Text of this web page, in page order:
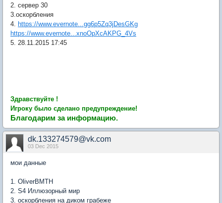
2. сервер 30
3.оскорбления
4. https://www.evernote...gg6p5Zq3jDesGKg
https://www.evernote...xnoOpXcAKPG_4Vs
5. 28.11.2015 17:45
Здравствуйте !
Игроку было сделано предупреждение!
Благодарим за информацию.
dk.133274579@vk.com
03 Dec 2015
мои данные
1. OliverBMTH
2. S4 Иллюзорный мир
3. оскорбления на диком грабеже